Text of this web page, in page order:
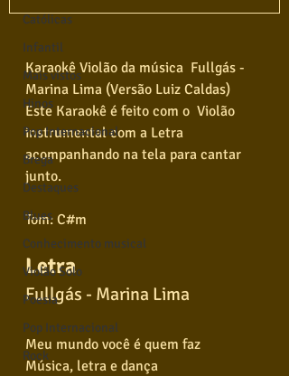
Católicas
Infantil
Mais vistos
Hinos
Pop Internacional
Brega
Destaques
Blues
Conhecimento musical
Violão Solo
Poesia
Pop Internacional
Rock
Karaokê Violão da música  Fullgás -
Marina Lima (Versão Luiz Caldas)
Este Karaokê é feito com o  Violão
instrumental com a Letra
acompanhando na tela para cantar
junto.
Tom: C#m
Letra
Fullgás - Marina Lima
Meu mundo você é quem faz
Música, letra e dança